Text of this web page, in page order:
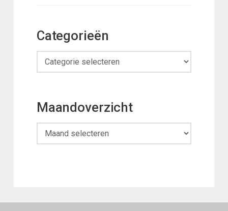
Categorieën
Categorieën
Maandoverzicht
Maandoverzicht